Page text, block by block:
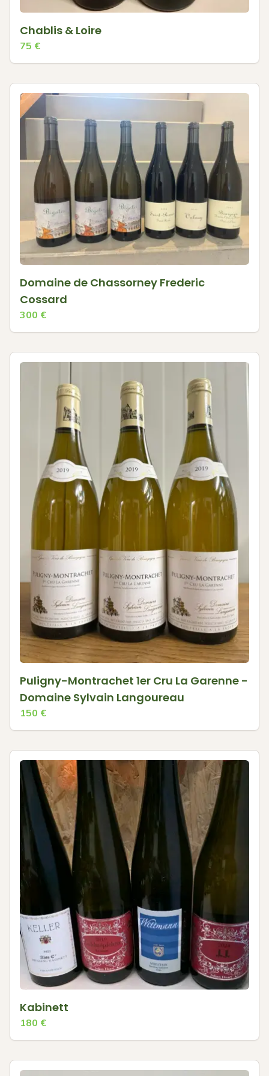
Chablis & Loire
75 €
Domaine de Chassorney Frederic
Cossard
300 €
Puligny-Montrachet 1er Cru La Garenne -
Domaine Sylvain Langoureau
150 €
Kabinett
180 €